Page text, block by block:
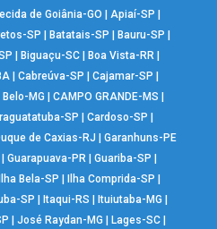
de Goiânia-GO Apiaí-SP
SP Batatais-SP Bauru-SP
Biguaçu-SC Boa Vista-RR
| Cabreúva-SP Cajamar-SP
MG |CAMPO GRANDE-MS
SP Cardoso-SP
de Caxias-RJ
Garanhuns-PE
Guarapuava-PR| Guariba-SP
Ilha Bela-SP Ilha Comprida-SP
SP Itaqui-RS Ituiutaba-MG
José Raydan-MG Lages-SC|